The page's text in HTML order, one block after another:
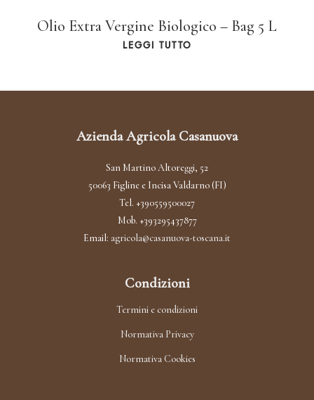
Olio Extra Vergine Biologico – Bag 5 L
LEGGI TUTTO
Azienda Agricola Casanuova
San Martino Altoreggi, 52
50063 Figline e Incisa Valdarno (FI)
Tel. +390559500027
Mob. +393295437877
Email: agricola@casanuova-toscana.it
Condizioni
Termini e condizioni
Normativa Privacy
Normativa Cookies